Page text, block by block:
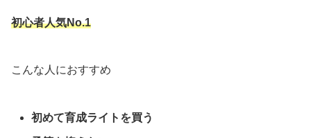
初心者人気No.1
こんな人におすすめ
初めて育成ライトを買う